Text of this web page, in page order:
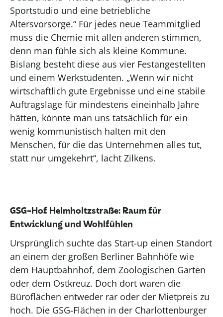
Sportstudio und eine betriebliche
Altersvorsorge.“ Für jedes neue Teammitglied
muss die Chemie mit allen anderen stimmen,
denn man fühle sich als kleine Kommune.
Bislang besteht diese aus vier Festangestellten
und einem Werkstudenten. „Wenn wir nicht
wirtschaftlich gute Ergebnisse und eine stabile
Auftragslage für mindestens eineinhalb Jahre
hätten, könnte man uns tatsächlich für ein
wenig kommunistisch halten mit den
Menschen, für die das Unternehmen alles tut,
statt nur umgekehrt“, lacht Zilkens.
GSG-Hof Helmholtzstraße: Raum für
Entwicklung und Wohlfühlen
Ursprünglich suchte das Start-up einen Standort
an einem der großen Berliner Bahnhöfe wie
dem Hauptbahnhof, dem Zoologischen Garten
oder dem Ostkreuz. Doch dort waren die
Büroflächen entweder rar oder der Mietpreis zu
hoch. Die GSG-Flächen in der Charlottenburger